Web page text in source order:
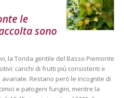
le
sono
la Tonda gentile del Basso Piemonte
carichi di frutti più consistenti e
Restano però le incognite di
e patogeni fungini, mentre la